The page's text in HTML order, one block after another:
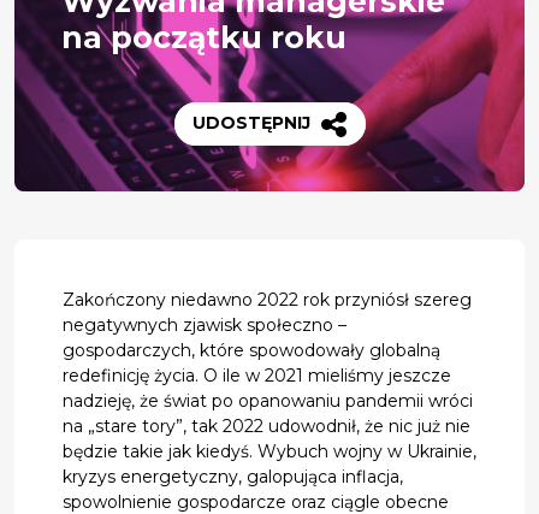
na początku roku
UDOSTĘPNIJ
Zakończony niedawno 2022 rok przyniósł szereg
negatywnych zjawisk społeczno –
gospodarczych, które spowodowały globalną
redefinicję życia. O ile w 2021 mieliśmy jeszcze
nadzieję, że świat po opanowaniu pandemii wróci
na „stare tory”, tak 2022 udowodnił, że nic już nie
będzie takie jak kiedyś. Wybuch wojny w Ukrainie,
kryzys energetyczny, galopująca inflacja,
spowolnienie gospodarcze oraz ciągle obecne